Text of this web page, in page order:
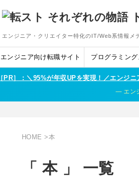
エンジニア・クリエイター特化のIT/Web系情報メ
エンジニア向け転職サイト プログラミン
［PR］：＼95%が年収UPを実現！／エンジ
エン
HOME >本
「 本 」 一覧